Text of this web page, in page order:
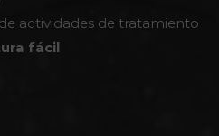
actividades de tratamiento
fácil